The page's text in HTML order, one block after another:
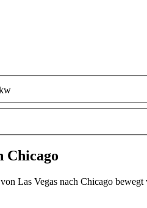
Chicago
Las Vegas nach Chicago